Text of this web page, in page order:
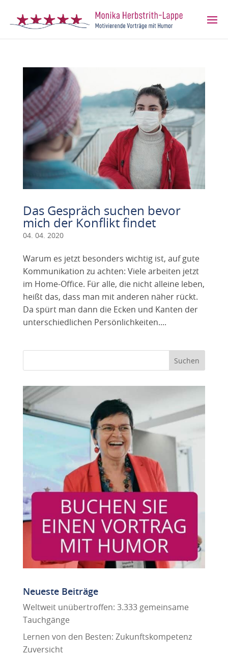
Das Gespräch suchen bevor
mich der Konflikt findet
04. 04. 2020
Warum es jetzt besonders wichtig ist, auf gute
Kommunikation zu achten: Viele arbeiten jetzt
im Home-Office. Für alle, die nicht alleine leben,
heißt das, dass man mit anderen näher rückt.
Da spürt man dann die Ecken und Kanten der
unterschiedlichen Persönlichkeiten....
Neueste Beiträge
Weltweit unübertroffen: 3.333 gemeinsame
Tauchgänge
Lernen von den Besten: Zukunftskompetenz
Zuversicht